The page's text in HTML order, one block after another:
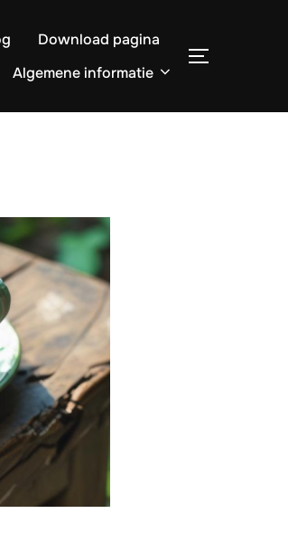
Download pagina
Algemene informatie
TOGGLE